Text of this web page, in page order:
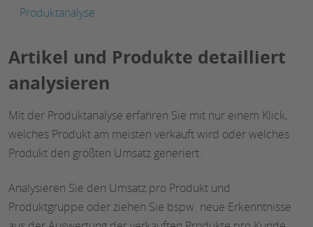
Produktanalyse
Artikel und Produkte detailliert
analysieren
Mit der Produktanalyse erfahren Sie mit nur einem Klick,
welches Produkt am meisten verkauft wird oder welches
Produkt den größten Umsatz generiert.
Analysieren Sie den Umsatz pro Produkt und
Produktgruppe oder ziehen Sie bspw. neue Erkenntnisse